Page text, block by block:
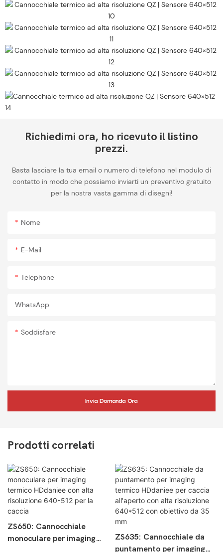
Richiedimi ora, ho ricevuto il listino
prezzi.
Basta lasciare la tua email o numero di telefono nel modulo di
contatto in modo che possiamo inviarti un preventivo gratuito
per la nostra vasta gamma di disegni!
Nome
E-Mail
Telephone
WhatsApp
Soddisfare
Invia Domanda Ora
Prodotti correlati
ZS650: Cannocchiale
monoculare per imaging
ZS635: Cannocchiale da
puntamento per imaging